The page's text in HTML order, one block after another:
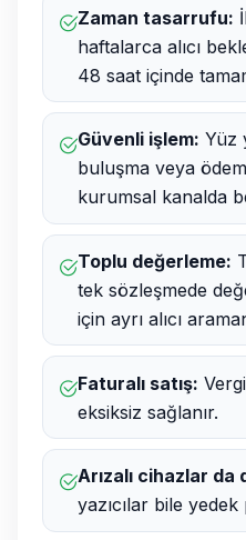
Zaman tasarrufu:
haftalarca alıcı
48 saat içinde
Güvenli işlem: Yüz
buluşma veya
kurumsal kanalda
Toplu değerleme:
tek sözleşmede
için ayrı alıcı
Faturalı satış:
eksiksiz sağlanır.
Arızalı cihazlar da
yazıcılar bile